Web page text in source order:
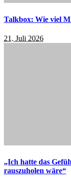
Talkbox: Wie viel
21. Juli 2026
„Ich hatte das
rauszuholen wäre“